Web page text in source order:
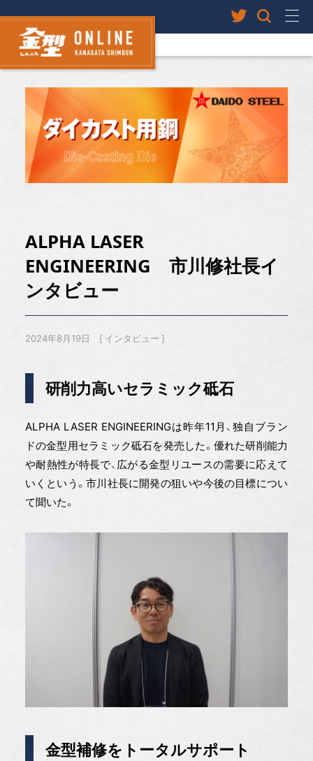
ALPHA LASER
ENGINEERING 市川修社長イ
ンタビュー
2024年8月19日 インタビュー
研削力高いセラミック砥石
ALPHA LASER ENGINEERINGは昨年11月、独自ブラン
ドの金型用セラミック砥石を発売した。優れた研削能力
や耐熱性が特長で、広がる金型リユースの需要に応えて
いくという。市川社長に開発の狙いや今後の目標につい
て聞いた。
金型補修をトータルサポート